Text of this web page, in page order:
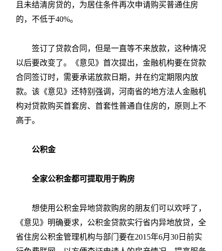
且未结清房贷的，为居住条件再次申请购买普通住房
的，不低于40%。
签订了贷款合同，但是一直等不来放款，这种情况
以后要改变了。《意见》首次提出，金融机构要在贷款
合同签订时，需要承诺放款日期，并在约定期限内放
款。该《意见》还特别强调，河南省的地方法人金融机
构对贷款购买首套房、首套性普通自住房的，原则上不
高于。
公积金
全家公积金都可提取用于购房
想使用公积金异地贷款购房的朋友们可以欢呼了，
《意见》明确要求，公积金贷款实行省内异地放贷，全
省住房公积金管理机构与部门要在2015年6月30日前实